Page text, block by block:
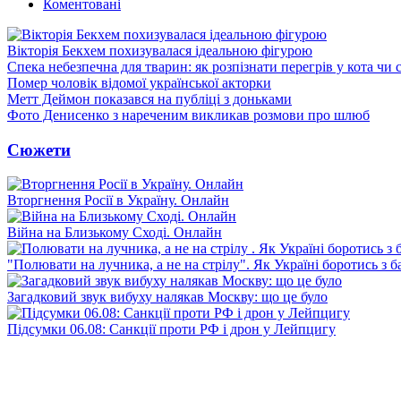
Коментовані
Вікторія Бекхем похизувалася ідеальною фігурою
Спека небезпечна для тварин: як розпізнати перегрів у кота чи
Помер чоловік відомої української акторки
Метт Деймон показався на публіці з доньками
Фото Денисенко з нареченим викликав розмови про шлюб
Сюжети
Вторгнення Росії в Україну. Онлайн
Війна на Близькому Сході. Онлайн
"Полювати на лучника, а не на стрілу". Як Україні боротись з
Загадковий звук вибуху налякав Москву: що це було
Підсумки 06.08: Санкції проти РФ і дрон у Лейпцигу